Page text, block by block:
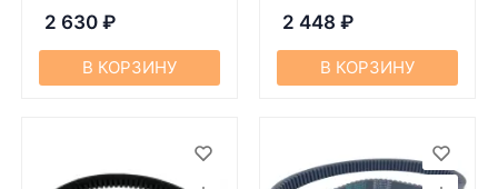
2 630 ₽
В КОРЗИНУ
2 448 ₽
В КОРЗИНУ